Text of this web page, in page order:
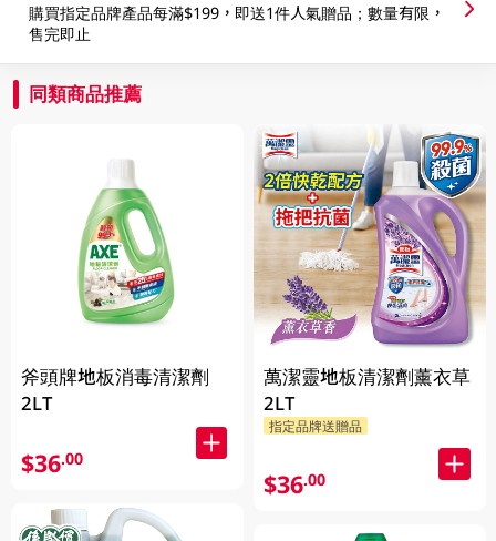
購買指定品牌產品每滿$199，即送1件人氣贈品；數量有限，
售完即止
同類商品推薦
斧頭牌地板消毒清潔劑
2LT
$36.00
萬潔靈地板清潔劑薰衣草
2LT
指定品牌送贈品
$36.00